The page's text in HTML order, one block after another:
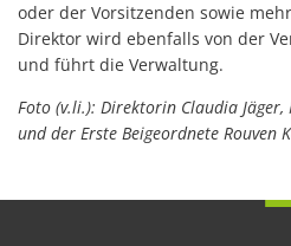
oder der Vorsitzenden sowie
Direktor wird ebenfalls von der
und führt die Verwaltung.
Foto (v.li.): Direktorin Claudia
und der Erste Beigeordnete Rouven